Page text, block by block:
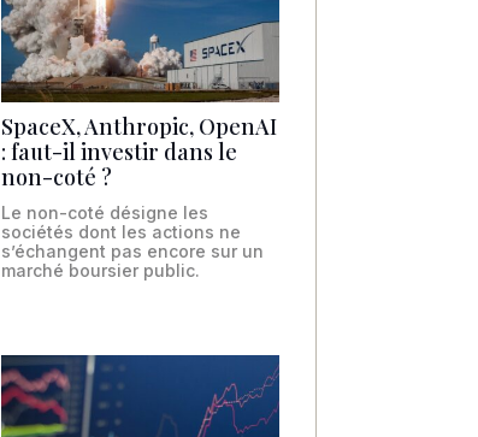
SpaceX, Anthropic, OpenAI
: faut-il investir dans le
non-coté ?
Le non-coté désigne les
sociétés dont les actions ne
s’échangent pas encore sur un
marché boursier public.